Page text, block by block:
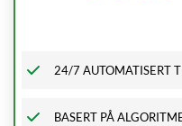
24/7 AUTOMATISERT
BASERT PÅ